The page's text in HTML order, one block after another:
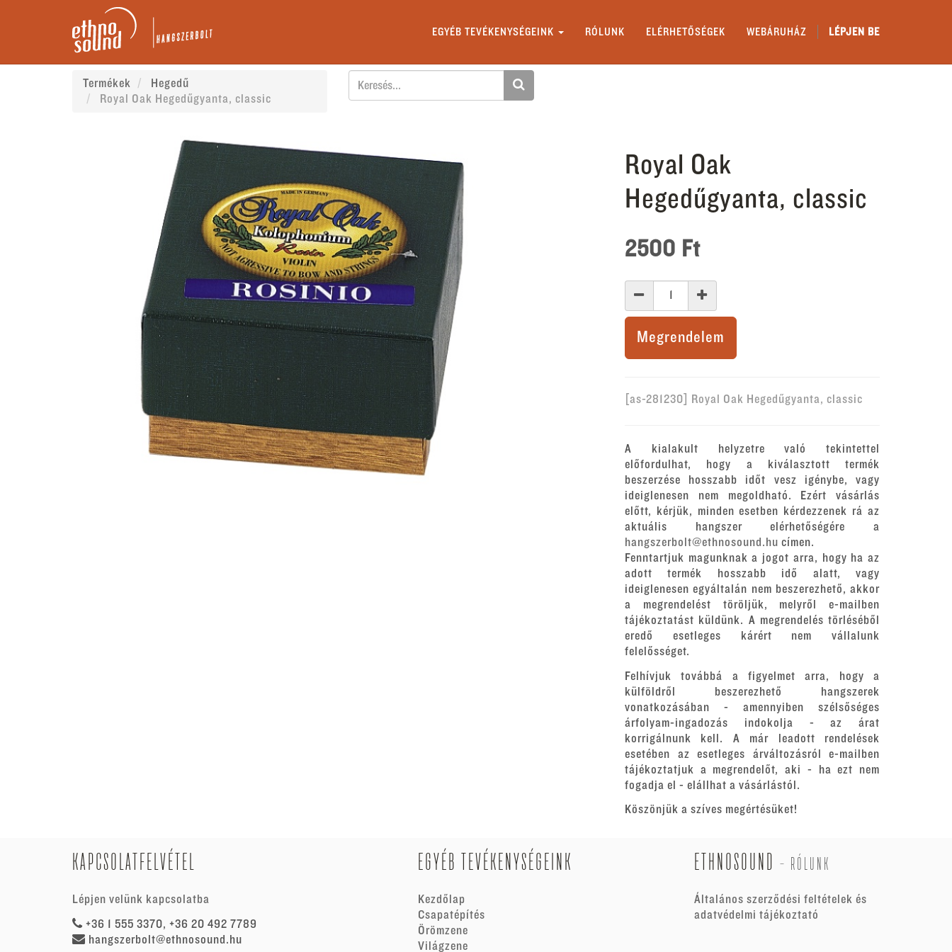
EGYÉB TEVÉKENYSÉGEINK RÓLUNK ELÉRHETŐSÉGEK WEBÁRUHÁZ LÉPJEN BE
Termékek
Hegedű
Royal Oak Hegedűgyanta, classic
Royal Oak
Hegedűgyanta, classic
2500 Ft
Megrendelem
[as-281230] Royal Oak Hegedűgyanta, classic
A kialakult helyzetre való tekintettel
előfordulhat, hogy a kiválasztott termék
beszerzése hosszabb időt vesz igénybe, vagy
ideiglenesen nem megoldható. Ezért vásárlás
előtt, kérjük, minden esetben kérdezzenek rá az
aktuális hangszer elérhetőségére a
hangszerbolt@ethnosound.hu címen.
Fenntartjuk magunknak a jogot arra, hogy ha az
adott termék hosszabb idő alatt, vagy
ideiglenesen egyáltalán nem beszerezhető, akkor
a megrendelést töröljük, melyről e-mailben
tájékoztatást küldünk. A megrendelés törléséből
eredő esetleges kárért nem vállalunk
felelősséget.
Felhívjuk továbbá a figyelmet arra, hogy a
külföldről beszerezhető hangszerek
vonatkozásában - amennyiben szélsőséges
árfolyam-ingadozás indokolja - az árat
korrigálnunk kell. A már leadott rendelések
esetében az esetleges árváltozásról e-mailben
tájékoztatjuk a megrendelőt, aki - ha ezt nem
fogadja el - elállhat a vásárlástól.
Köszönjük a szíves megértésüket!
KAPCSOLATFELVÉTEL
Lépjen velünk kapcsolatba
+36 1 555 3370, +36 20 492 7789
hangszerbolt@ethnosound.hu
EGYÉB TEVÉKENYSÉGEINK
Kezdőlap
Csapatépítés
Örömzene
Világzene
ETHNOSOUND - RÓLUNK
Általános szerződési feltételek és
adatvédelmi tájékoztató